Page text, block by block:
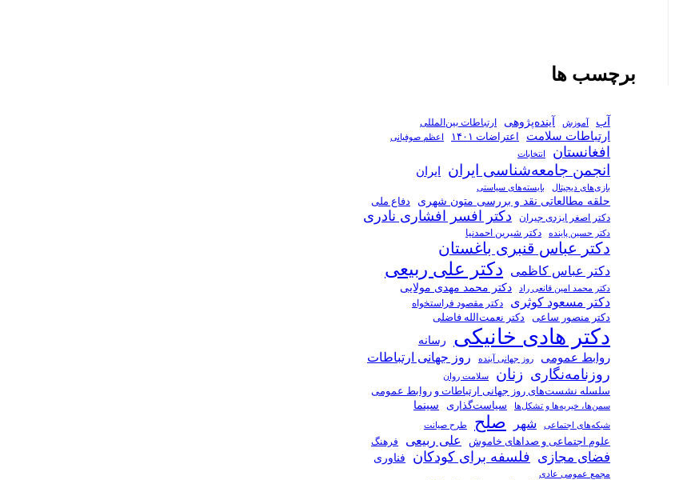
برچسب ها
آب آموزش آینده‌پژوهی ارتباطات بین‌المللی
ارتباطات سلامت اعتراضات ۱۴۰۱ اعظم صوفیانی
افغانستان انتخابات
انجمن جامعه‌شناسی ایران ایران
بازی‌های دیجیتال بایسته‌های سیاستی
حلقه مطالعاتی نقد و بررسی متون شهری دفاع ملی
دکتر اصغر ایزدی جیران دکتر افسر افشاری نادری
دکتر حسین پاینده دکتر شیرین احمدنیا
دکتر عباس قنبری باغستان
دکتر عباس کاظمی دکتر علی ربیعی
دکتر محمد امین قانعی راد دکتر محمد مهدی مولایی
دکتر مسعود کوثری
دکتر مقصود فراستخواه
دکتر منصور ساعی
دکتر نعمت‌الله فاضلی
دکتر هادی خانیکی رسانه
روابط عمومی روز جهانی آینده روز جهانی ارتباطات
روزنامه‌نگاری زنان سلامت روان
سلسله نشست‌های روز جهانی ارتباطات و روابط عمومی
سمن‌ها، خیریه‌ها و تشکل‌ها سیاست‌گذاری سینما
شبکه‌های اجتماعی شهر صلح طرح صیانت
علوم اجتماعی و صداهای خاموش علی ربیعی فرهنگ
فضای مجازی فلسفه برای کودکان فناوری
مجمع عمومی عادی